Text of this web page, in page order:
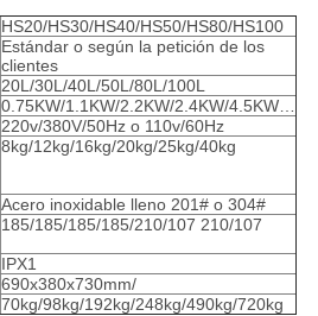
HS20/HS30/HS40/HS50/HS80/HS100
Estándar o según la petición de los
clientes
20L/30L/40L/50L/80L/100L
0.75KW/1.1KW/2.2KW/2.4KW/4.5KW…
220v/380V/50Hz o 110v/60Hz
8kg/12kg/16kg/20kg/25kg/40kg
Acero inoxidable lleno 201# o 304#
185/185/185/185/210/107 210/107
IPX1
690x380x730mm/
70kg/98kg/192kg/248kg/490kg/720kg